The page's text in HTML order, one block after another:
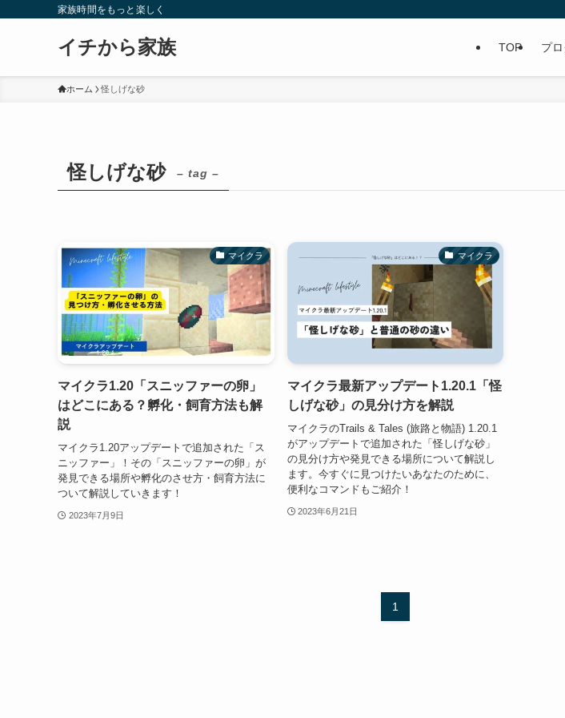
家族時間をもっと楽しく
イチから家族 TOP プ
ホーム 怪しげな砂
怪しげな砂 – tag –
マイクラ
マイクラ1.20「スニッファーの卵」
はどこにある？孵化・飼育方法も解
説
マイクラ1.20アップデートで追加された「ス
ニッファー」！その「スニッファーの卵」が
発見できる場所や孵化のさせ方・飼育方法に
ついて解説していきます！
2023年7月9日
マイクラ
マイクラ最新アップデート1.20.1「怪
しげな砂」の見分け方を解説
マイクラのTrails & Tales (旅路と物語) 1.20.1
がアップデートで追加された「怪しげな砂」
の見分け方や発見できる場所について解説し
ます。今すぐに見つけたいあなたのために、
便利なコマンドもご紹介！
2023年6月21日
1